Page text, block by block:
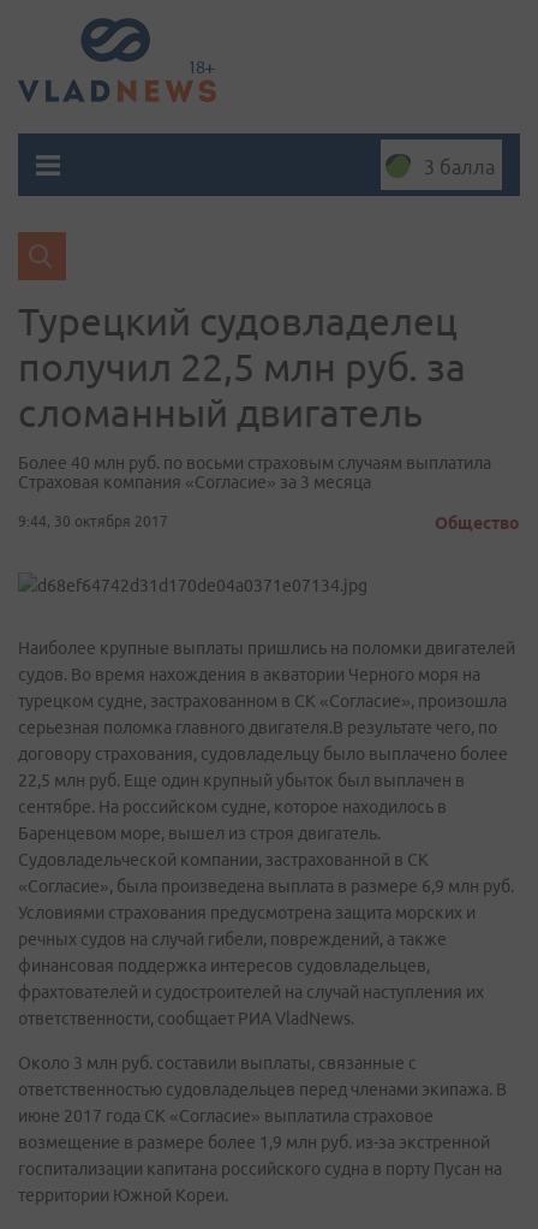
3 балла
Турецкий судовладелец
получил 22,5 млн руб. за
сломанный двигатель
Более 40 млн руб. по восьми страховым случаям выплатила
Страховая компания «Согласие» за 3 месяца
9:44, 30 октября 2017 Общество
Наиболее крупные выплаты пришлись на поломки двигателей
судов. Во время нахождения в акватории Черного моря на
турецком судне, застрахованном в СК «Согласие», произошла
серьезная поломка главного двигателя.В результате чего, по
договору страхования, судовладельцу было выплачено более
22,5 млн руб. Еще один крупный убыток был выплачен в
сентябре. На российском судне, которое находилось в
Баренцевом море, вышел из строя двигатель.
Судовладельческой компании, застрахованной в СК
«Согласие», была произведена выплата в размере 6,9 млн руб.
Условиями страхования предусмотрена защита морских и
речных судов на случай гибели, повреждений, а также
финансовая поддержка интересов судовладельцев,
фрахтователей и судостроителей на случай наступления их
ответственности, сообщает РИА VladNews.
Около 3 млн руб. составили выплаты, связанные с
ответственностью судовладельцев перед членами экипажа. В
июне 2017 года СК «Согласие» выплатила страховое
возмещение в размере более 1,9 млн руб. из-за экстренной
госпитализации капитана российского судна в порту Пусан на
территории Южной Кореи.